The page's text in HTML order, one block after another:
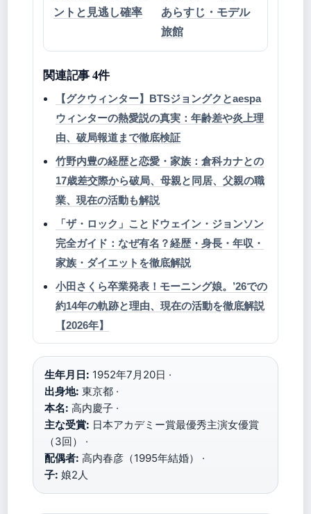
ントと見逃し確率
あらすじ・モデル
旅館
関連記事 4件
【グクウィンター】BTSジョングクとaespa
ウィンターの熱愛説の真実：年齢差や炎上理
由、破局報道まで徹底検証
竹野内豊の経歴と恋愛・家族：倉科カナとの
17歳差交際から破局、母親と同居、父親の職
業、現在の活動も解説
「ザ・ロック」ことドウェイン・ジョンソン
完全ガイド：なぜ有名？経歴・身長・年収・
家族・ダイエットを徹底解説
小田さくら卒業発表！モーニング娘。’26での
約14年の軌跡と理由、現在の活動を徹底解説
【2026年】
生年月日: 1952年7月20日 ·
出身地: 東京都 ·
本名: 高内慶子 ·
主な受賞: 日本アカデミー賞最優秀主演女優賞
（3回） ·
配偶者: 高内春彦（1995年結婚） ·
子: 娘2人